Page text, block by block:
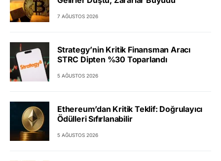
7 AĞUSTOS 2026
Strategy’nin Kritik Finansman Aracı
STRC Dipten %30 Toparlandı
5 AĞUSTOS 2026
Ethereum’dan Kritik Teklif: Doğrulayıcı
Ödülleri Sıfırlanabilir
5 AĞUSTOS 2026